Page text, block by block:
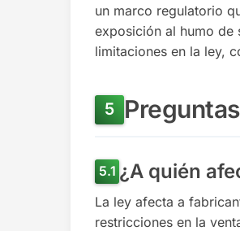
un marco regulatorio
exposición al humo de
limitaciones en la ley,
¿A quién
La ley afecta a
restricciones en la